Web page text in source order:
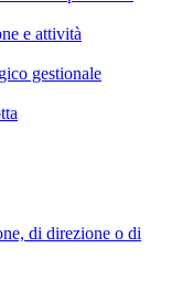
e attività
gestionale
di direzione o di